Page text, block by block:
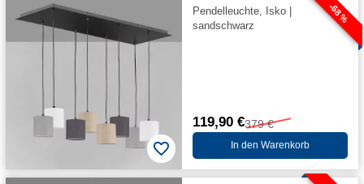
-68 %
Pendelleuchte, Isko |
sandschwarz
119,90 €379 €
In den Warenkorb